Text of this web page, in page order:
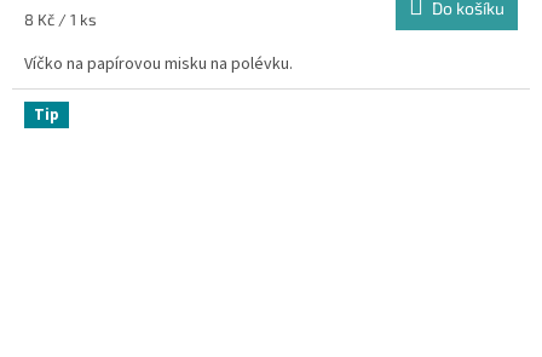
Měrná
8 Kč / 1 ks
Do košíku
Víčko na papírovou misku na polévku.
Tip